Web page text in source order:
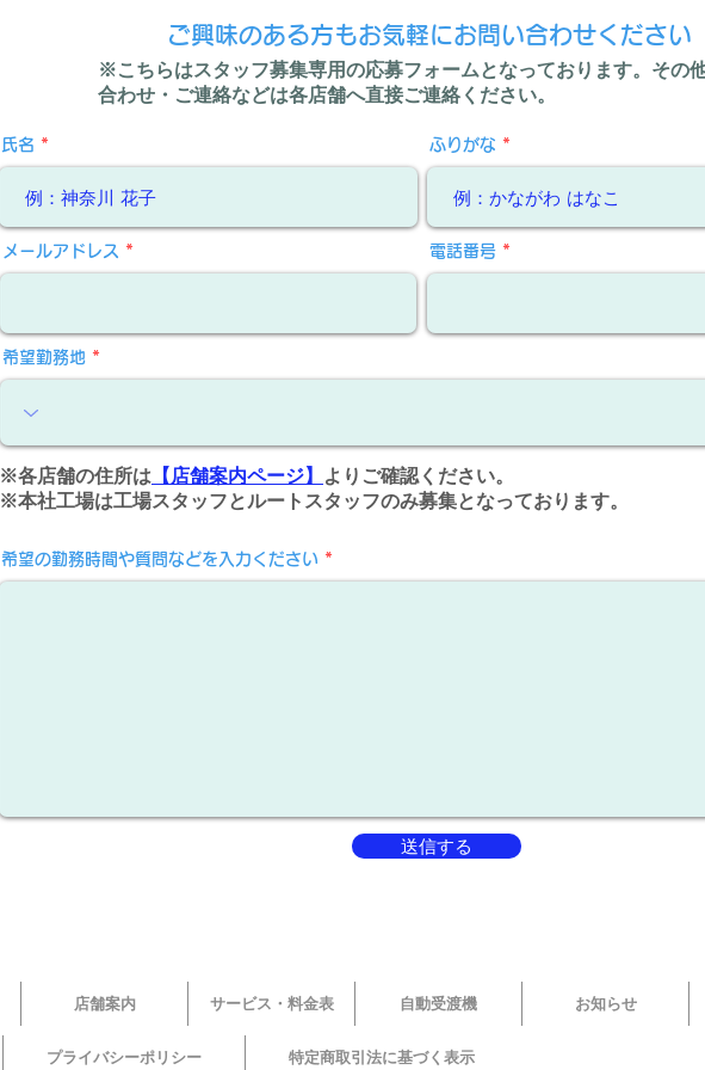
ご興味のある方もお気軽にお問い合わせください
※こちらはスタッフ募集専用の応募フォームとなっております。 その
合わせ・ご連絡などは各店舗へ直接ご連絡ください。
氏名 ふりがな
メールアドレス 電話番号
希望勤務地
※各店舗の住所は 【店舗案内ページ】
よりご確認ください。
※本社工場は工場スタッフとルートスタッフのみ募集となっております。
希望の勤務時間や質問などを入力ください
送信する
店舗案内 サービス・料金表 自動受渡機 お知らせ
プライバシーポリシー 特定商取引法に基づく表示